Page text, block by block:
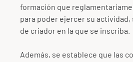
formación que
para poder ejercer su actividad,
de criador en la que se inscriba.
Además, se establece que las